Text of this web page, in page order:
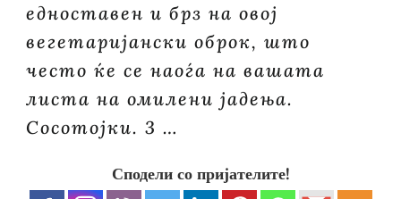
едноставен и брз на овој
вегетаријански оброк, што
често ќе се наоѓа на вашата
листа на омилени јадења.
Сосотојки. 3 …
Сподели со пријателите!